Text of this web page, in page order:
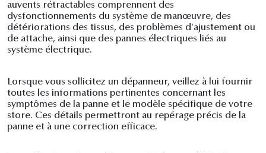
auvents rétractables comprennent des
dysfonctionnements du système de manœuvre, des
détériorations des tissus, des problèmes d'ajustement ou
de attache, ainsi que des pannes électriques liés au
système électrique.
Lorsque vous sollicitez un dépanneur, veillez à lui fournir
toutes les informations pertinentes concernant les
symptômes de la panne et le modèle spécifique de votre
store. Ces détails permettront au repérage précis de la
panne et à une correction efficace.